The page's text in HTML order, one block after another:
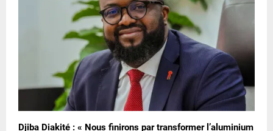
Djiba Diakité : « Nous finirons par transformer l’aluminium